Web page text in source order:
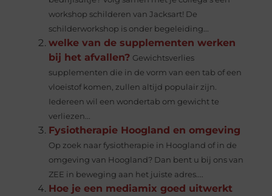
workshop schilderen van Jacksart! De
schilderworkshop is onder begeleiding...
welke van de supplementen werken
bij het afvallen? Gewichtsverlies
supplementen die in de vorm van een tab of een
vloeistof komen, zullen altijd populair zijn.
Iedereen wil een wondertab om gewicht te
verliezen...
Fysiotherapie Hoogland en omgeving
Op zoek naar fysiotherapie in Hoogland of in de
omgeving van Hoogland? Dan bent u bij ons van
ZEE in beweging aan het juiste adres....
Hoe je een mediamix goed uitwerkt